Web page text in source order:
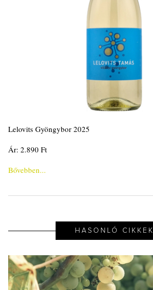
Lelovits Gyöngybor 2025
Ár: 2.890 Ft
Bővebben...
HASONLÓ CIKKEK